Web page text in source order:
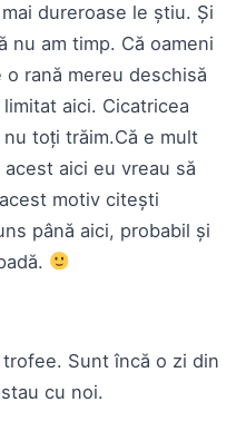
dureroase le știu. Și
nu am timp. Că oameni
rană mereu deschisă
aici. Cicatricea
toți trăim.Că e mult
acest aici eu vreau să
motiv citești
până aici, probabil și
Sunt încă o zi din
cu noi.